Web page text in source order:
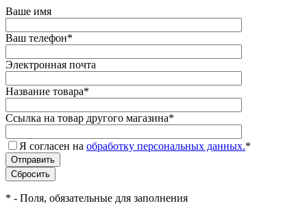
Ваше имя
Ваш телефон*
Электронная почта
Название товара*
Ссылка на товар другого магазина*
Я согласен на обработку персональных данных.*
* - Поля, обязательные для заполнения